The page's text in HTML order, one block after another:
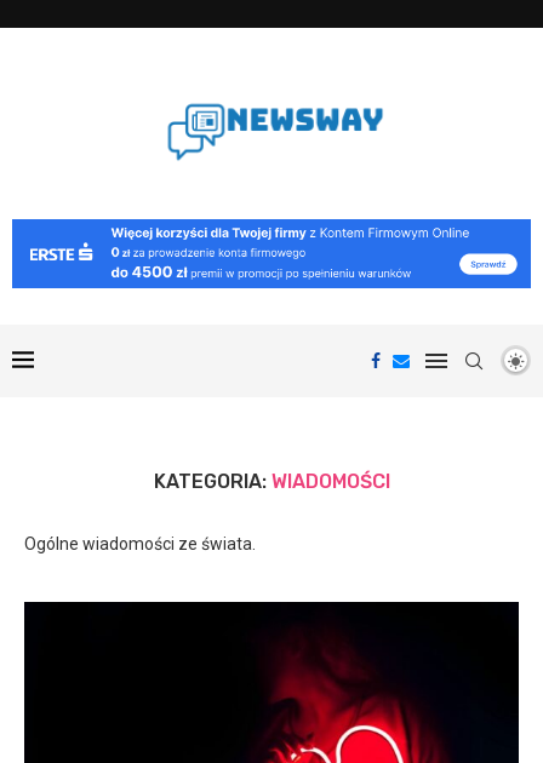
KATEGORIA: WIADOMOŚCI
Ogólne wiadomości ze świata.